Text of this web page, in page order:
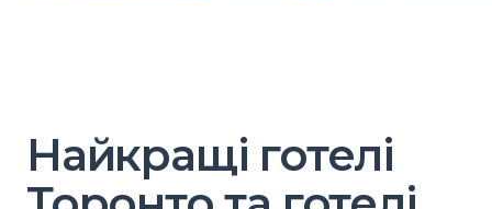
Найкращі готелі